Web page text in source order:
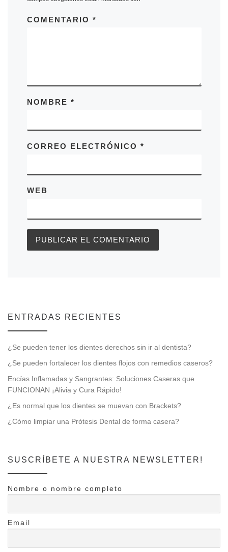
COMENTARIO *
NOMBRE *
CORREO ELECTRÓNICO *
WEB
ENTRADAS RECIENTES
¿Se pueden tener los dientes derechos sin ir al dentista?
¿Se pueden fortalecer los dientes flojos con remedios caseros?
Encías Inflamadas y Sangrantes: Soluciones Caseras que
FUNCIONAN ¡Alivia y Cura Rápido!
¿Es normal que los dientes se muevan con Brackets?
¿Cómo limpiar una Prótesis Dental de forma casera?
SUSCRÍBETE A NUESTRA NEWSLETTER!
Nombre o nombre completo
Email